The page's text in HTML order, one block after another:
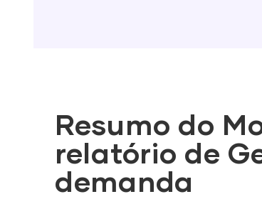
Resumo do
relatório de
demanda